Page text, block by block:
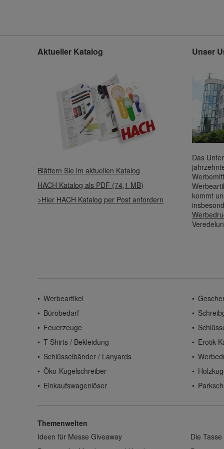
Aktueller Katalog
Blättern Sie im aktuellen Katalog
HACH Katalog als PDF (74,1 MB)
>Hier HACH Katalog per Post anfordern
Unser
Das
kommt
Werbeartikel
Bürobedarf
Feuerzeuge
T-Shirts / Bekleidung
Erotik-
Schlüsselbänder / Lanyards
Öko-Kugelschreiber
Einkaufswagenlöser
Themenwelten
Ideen für Messe Giveaway
Die